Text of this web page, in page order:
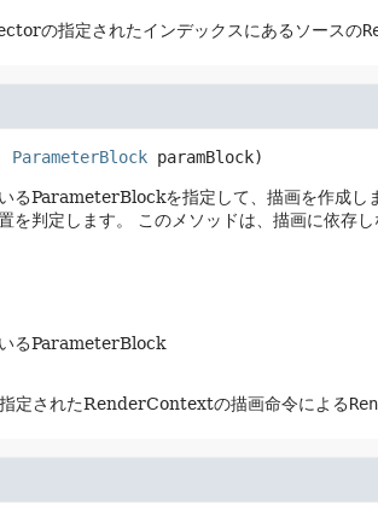
の指定されたインデックスにあるソースの
ParameterBlock paramBlock)
ParameterBlockを指定して、描画を作成しま
判定します。
このメソッドは、描画に依存
るParameterBlock
定されたRenderContextの描画命令による